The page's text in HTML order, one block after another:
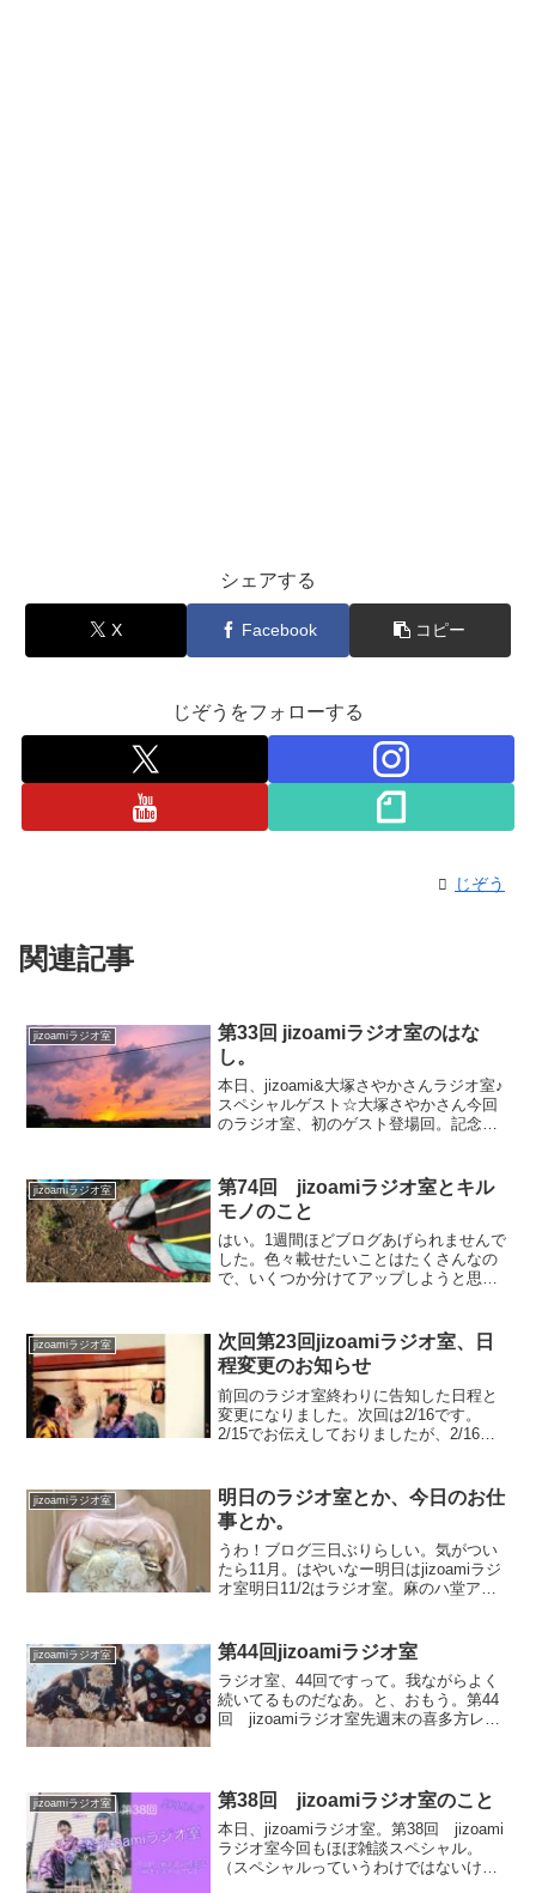
シェアする
X Facebook コピー
じぞうをフォローする
じぞう
関連記事
jizoamiラジオ室
第33回 jizoamiラジオ室のはな
し。
本日、jizoami&大塚さやかさんラジオ室♪
スペシャルゲスト☆大塚さやかさん今回
のラジオ室、初のゲスト登場回。記念す
は、あみこさんの高校の同級生であり、
大の仲良しさん...
jizoamiラジオ室
第74回 jizoamiラジオ室とキル
モノのこと
はい。1週間ほどブログあげられませんで
した。色々載せたいことはたくさんなの
で、いくつか分けてアップしようと思い
信しております。スタエフ版は、最後ち
ょっとだけイ...
jizoamiラジオ室
次回第23回jizoamiラジオ室、日
程変更のお知らせ
前回のラジオ室終わりに告知した日程と
変更になりました。次回は2/16です。
2/15でお伝えしておりましたが、2/16正
です。笑何をしてる2人でしょう？？？
（ヒント:2...
jizoamiラジオ室
明日のラジオ室とか、今日のお仕
事とか。
うわ！ブログ三日ぶりらしい。気がつい
たら11月。はやいなー明日はjizoamiラジ
オ室明日11/2はラジオ室。麻のハ堂アト
ですね。なんだかんだ、大安とか日がい
い時が忙し...
jizoamiラジオ室 第44回jizoamiラジオ室
ラジオ室、44回ですって。我ながらよく
続いてるものだなあ。と、おもう。第44
回 jizoamiラジオ室先週末の喜多方レト
と髪型の歴史...
jizoamiラジオ室 第38回 jizoamiラジオ室のこと
本日、jizoamiラジオ室。第38回 jizoami
ラジオ室今回もほぼ雑談スペシャル。
（スペシャルっていうわけではないけ